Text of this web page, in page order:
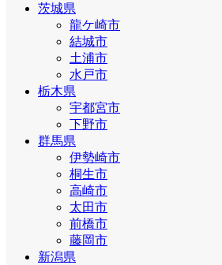
茨城県
龍ケ崎市
結城市
土浦市
水戸市
栃木県
宇都宮市
下野市
群馬県
伊勢崎市
桐生市
高崎市
太田市
前橋市
藤岡市
新潟県